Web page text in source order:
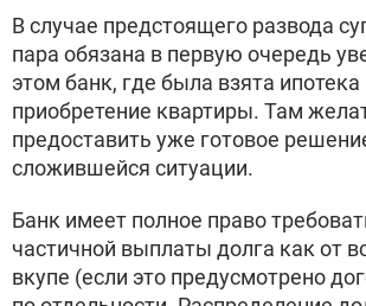
В случае предстоящего развода
пара обязана в первую очередь
этом банк, где была взята ипотека
приобретение квартиры. Там
предоставить уже готовое
сложившейся ситуации.
Банк имеет полное право
частичной выплаты долга как от
вкупе (если это предусмотрено